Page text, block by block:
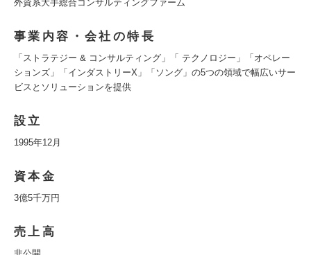
外資系大手総合コンサルティングファーム
事業内容・会社の特長
「ストラテジー & コンサルティング」「 テクノロジー」「オペレー
ションズ」「インダストリーX」「ソング」の5つの領域で幅広いサー
ビスとソリューションを提供
設立
1995年12月
資本金
3億5千万円
売上高